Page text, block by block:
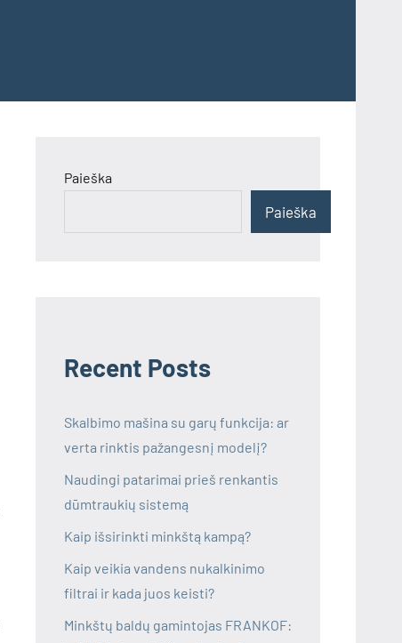
Paieška
Paieška
Recent Posts
Skalbimo mašina su garų funkcija: ar
verta rinktis pažangesnį modelį?
Naudingi patarimai prieš renkantis
dūmtraukių sistemą
Kaip išsirinkti minkštą kampą?
Kaip veikia vandens nukalkinimo
filtrai ir kada juos keisti?
Minkštų baldų gamintojas FRANKOF: